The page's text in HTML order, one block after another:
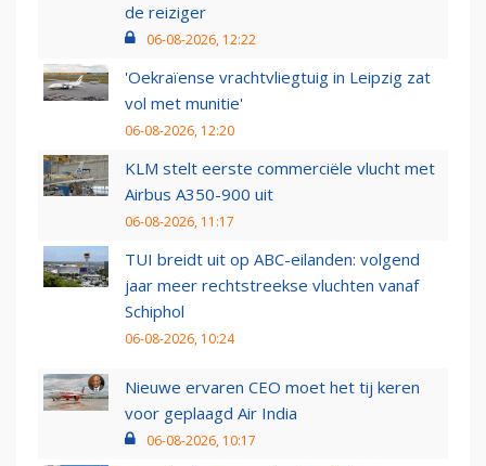
de reiziger
06-08-2026, 12:22
'Oekraïense vrachtvliegtuig in Leipzig zat
vol met munitie'
06-08-2026, 12:20
KLM stelt eerste commerciële vlucht met
Airbus A350-900 uit
06-08-2026, 11:17
TUI breidt uit op ABC-eilanden: volgend
jaar meer rechtstreekse vluchten vanaf
Schiphol
06-08-2026, 10:24
Nieuwe ervaren CEO moet het tij keren
voor geplaagd Air India
06-08-2026, 10:17